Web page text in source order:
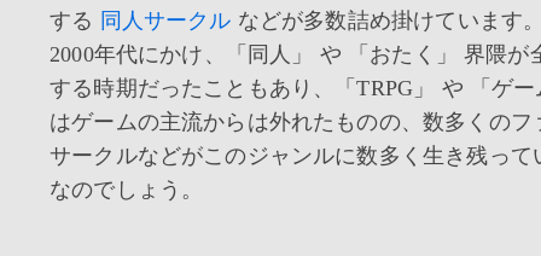
する 同人サークル などが多数詰め掛けています
2000年代にかけ、「同人」 や 「おたく」 界隈が
する時期だったこともあり、「TRPG」 や 「ゲ
はゲームの主流からは外れたものの、数多くのフ
サークルなどがこのジャンルに数多く生き残って
なのでしょう。